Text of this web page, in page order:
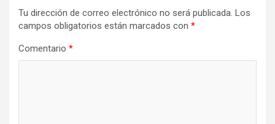
Tu dirección de correo electrónico no será publicada. Los
campos obligatorios están marcados con *
Comentario *